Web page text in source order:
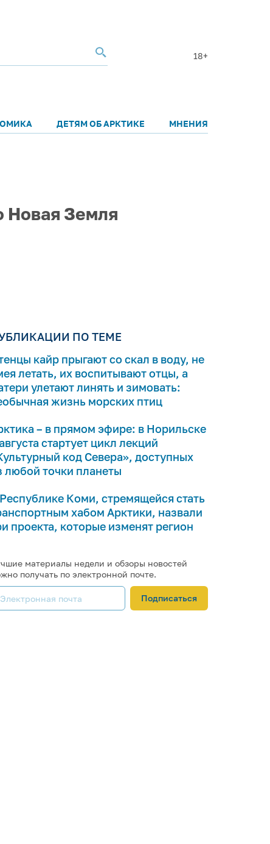
18+
ДЕТЯМ ОБ АРКТИКЕ МНЕНИЯ
Новая Земля
ПО ТЕМЕ
кайр прыгают со скал в воду, не
летать, их воспитывают отцы, а
улетают линять и зимовать:
жизнь морских птиц
– в прямом эфире: в Норильске
стартует цикл лекций
код Севера», доступных
любой точки планеты
Коми, стремящейся стать
хабом Арктики, назвали
проекта, которые изменят регион
материалы недели и обзоры новостей
получать по электронной почте.
Подписаться